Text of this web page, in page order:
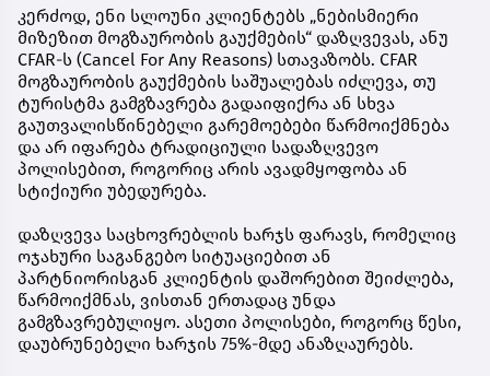
კერძოდ, ენი სლოუნი კლიენტებს „ნებისმიერი
მიზეზით მოგზაურობის გაუქმების“ დაზღვევას, ანუ
CFAR-ს (Cancel For Any Reasons) სთავაზობს. CFAR
მოგზაურობის გაუქმების საშუალებას იძლევა, თუ
ტურისტმა გამგზავრება გადაიფიქრა ან სხვა
გაუთვალისწინებელი გარემოებები წარმოიქმნება
და არ იფარება ტრადიციული სადაზღვევო
პოლისებით, როგორიც არის ავადმყოფობა ან
სტიქიური უბედურება.
დაზღვევა საცხოვრებლის ხარჯს ფარავს, რომელიც
ოჯახური საგანგებო სიტუაციებით ან
პარტნიორისგან კლიენტის დაშორებით შეიძლება,
წარმოიქმნას, ვისთან ერთადაც უნდა
გამგზავრებულიყო. ასეთი პოლისები, როგორც წესი,
დაუბრუნებელი ხარჯის 75%-მდე ანაზღაურებს.